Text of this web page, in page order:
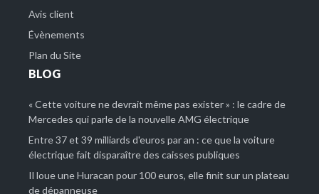
Avis client
Évènements
Plan du Site
BLOG
« Cette voiture ne devrait même pas exister » : le cadre de
Mercedes qui parle de la nouvelle AMG électrique
Entre 37 et 39 milliards d'euros par an : ce que la voiture
électrique fait disparaître des caisses publiques
Il loue une Huracan pour 100 euros, elle finit sur un plateau
de dépanneuse